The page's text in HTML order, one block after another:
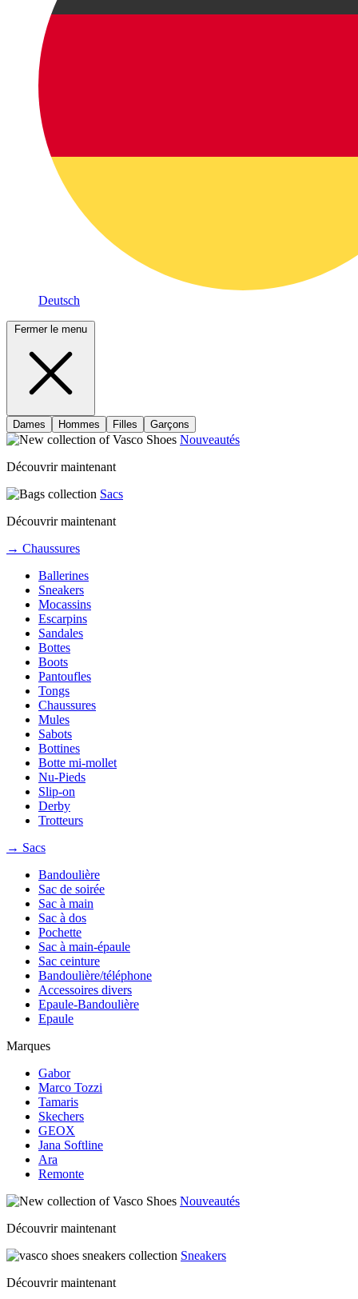
Deutsch
Fermer le menu
Dames Hommes Filles Garçons
Nouveautés
Découvrir maintenant
Sacs
Découvrir maintenant
→ Chaussures
Ballerines
Sneakers
Mocassins
Escarpins
Sandales
Bottes
Boots
Pantoufles
Tongs
Chaussures
Mules
Sabots
Bottines
Botte mi-mollet
Nu-Pieds
Slip-on
Derby
Trotteurs
→ Sacs
Bandoulière
Sac de soirée
Sac à main
Sac à dos
Pochette
Sac à main-épaule
Sac ceinture
Bandoulière/téléphone
Accessoires divers
Epaule-Bandoulière
Epaule
Marques
Gabor
Marco Tozzi
Tamaris
Skechers
GEOX
Jana Softline
Ara
Remonte
Nouveautés
Découvrir maintenant
Sneakers
Découvrir maintenant